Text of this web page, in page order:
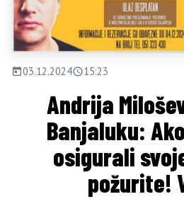
03.12.2024 15:23
Andrija
Banjaluku:
osigurali
požurite!